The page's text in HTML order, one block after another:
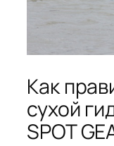
Как
сухой
SPOT